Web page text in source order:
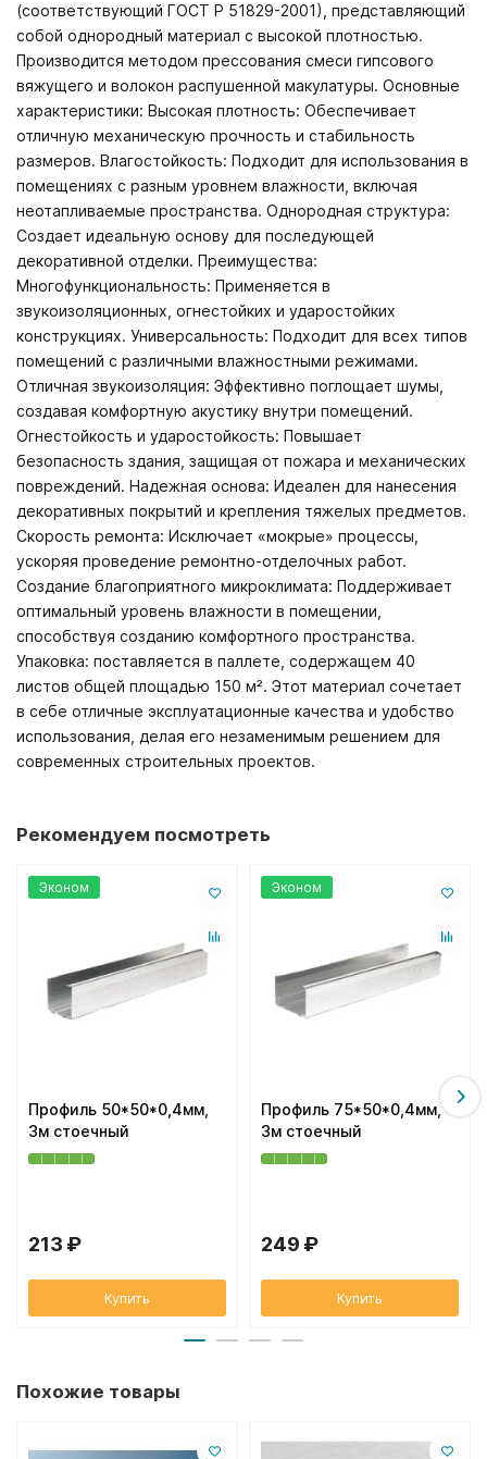
(соответствующий ГОСТ Р 51829-2001), представляющий
собой однородный материал с высокой плотностью.
Производится методом прессования смеси гипсового
вяжущего и волокон распушенной макулатуры. Основные
характеристики: Высокая плотность: Обеспечивает
отличную механическую прочность и стабильность
размеров. Влагостойкость: Подходит для использования в
помещениях с разным уровнем влажности, включая
неотапливаемые пространства. Однородная структура:
Создает идеальную основу для последующей
декоративной отделки. Преимущества:
Многофункциональность: Применяется в
звукоизоляционных, огнестойких и ударостойких
конструкциях. Универсальность: Подходит для всех типов
помещений с различными влажностными режимами.
Отличная звукоизоляция: Эффективно поглощает шумы,
создавая комфортную акустику внутри помещений.
Огнестойкость и ударостойкость: Повышает
безопасность здания, защищая от пожара и механических
повреждений. Надежная основа: Идеален для нанесения
декоративных покрытий и крепления тяжелых предметов.
Скорость ремонта: Исключает «мокрые» процессы,
ускоряя проведение ремонтно-отделочных работ.
Создание благоприятного микроклимата: Поддерживает
оптимальный уровень влажности в помещении,
способствуя созданию комфортного пространства.
Упаковка: поставляется в паллете, содержащем 40
листов общей площадью 150 м². Этот материал сочетает
в себе отличные эксплуатационные качества и удобство
использования, делая его незаменимым решением для
современных строительных проектов.
Рекомендуем посмотреть
Эконом
Профиль 50*50*0,4мм,
3м стоечный
213 ₽
Купить
Эконом
Профиль 75*50*0,4мм,
3м стоечный
249 ₽
Купить
Похожие товары